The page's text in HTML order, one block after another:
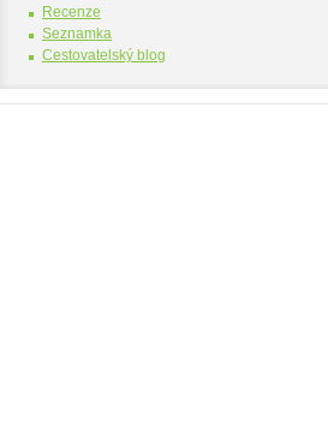
Recenze
Seznamka
Cestovatelský blog